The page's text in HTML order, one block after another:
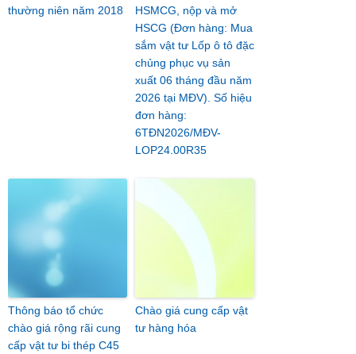
thường niên năm 2018
HSMCG, nộp và mở
HSCG (Đơn hàng: Mua
sắm vật tư Lốp ô tô đặc
chủng phục vụ sản
xuất 06 tháng đầu năm
2026 tại MĐV). Số hiệu
đơn hàng:
6TĐN2026/MĐV-
LOP24.00R35
Thông báo tổ chức
chào giá rộng rãi cung
cấp vật tư bi thép C45
Chào giá cung cấp vật
tư hàng hóa